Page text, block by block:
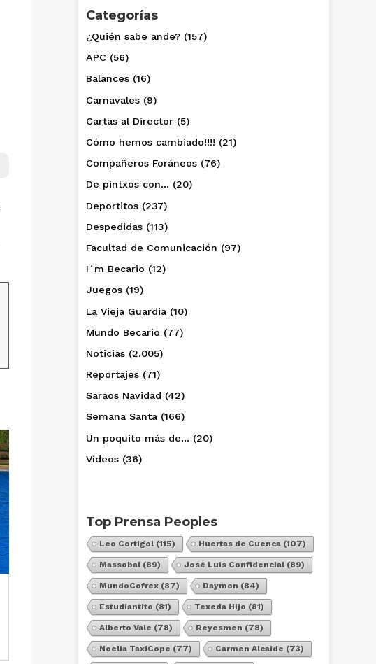
Categorías
¿Quién sabe ande? (157)
APC (56)
Balances (16)
Carnavales (9)
Cartas al Director (5)
Cómo hemos cambiado!!!! (21)
Compañeros Foráneos (76)
De pintxos con… (20)
Deportitos (237)
Despedidas (113)
Facultad de Comunicación (97)
I´m Becario (12)
Juegos (19)
La Vieja Guardia (10)
Mundo Becario (77)
Noticias (2.005)
Reportajes (71)
Saraos Navidad (42)
Semana Santa (166)
Un poquito más de… (20)
Vídeos (36)
Top Prensa Peoples
Leo Cortigol (115) Huertas de Cuenca (107)
Massobal (89) José Luis Confidencial (89)
MundoCofrex (87) Daymon (84)
Estudiantito (81) Texeda Hijo (81)
Alberto Vale (78) Reyesmen (78)
Noelia TaxiCope (77) Carmen Alcaide (73)